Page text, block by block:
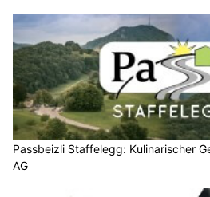
Passbeizli Staffelegg: Kulinarischer
AG